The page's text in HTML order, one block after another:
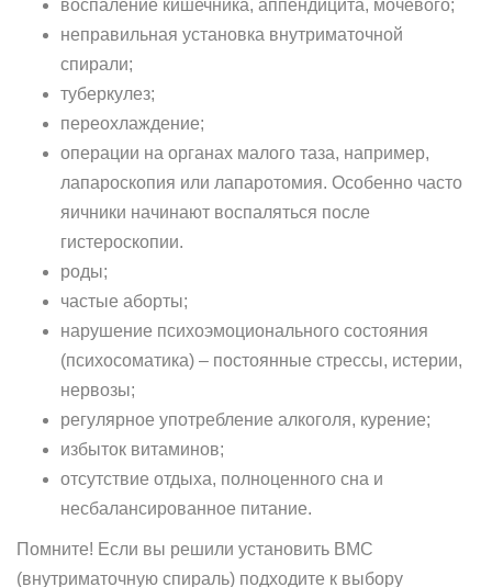
воспаление кишечника, аппендицита, мочевого;
неправильная установка внутриматочной
спирали;
туберкулез;
переохлаждение;
операции на органах малого таза, например,
лапароскопия или лапаротомия. Особенно часто
яичники начинают воспаляться после
гистероскопии.
роды;
частые аборты;
нарушение психоэмоционального состояния
(психосоматика) – постоянные стрессы, истерии,
нервозы;
регулярное употребление алкоголя, курение;
избыток витаминов;
отсутствие отдыха, полноценного сна и
несбалансированное питание.
Помните! Если вы решили установить ВМС
(внутриматочную спираль) подходите к выбору